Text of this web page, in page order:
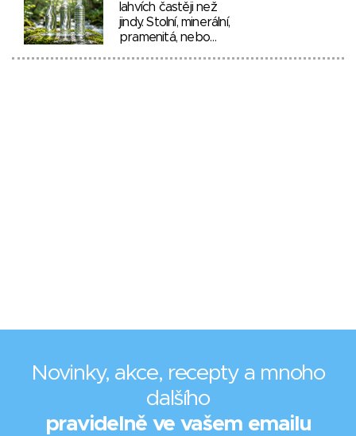
lahvích častěji než
jindy. Stolní, minerální,
pramenitá, nebo…
Novinky, akce, recepty a mnoho
dalšího
pravidelně ve vašem emailu